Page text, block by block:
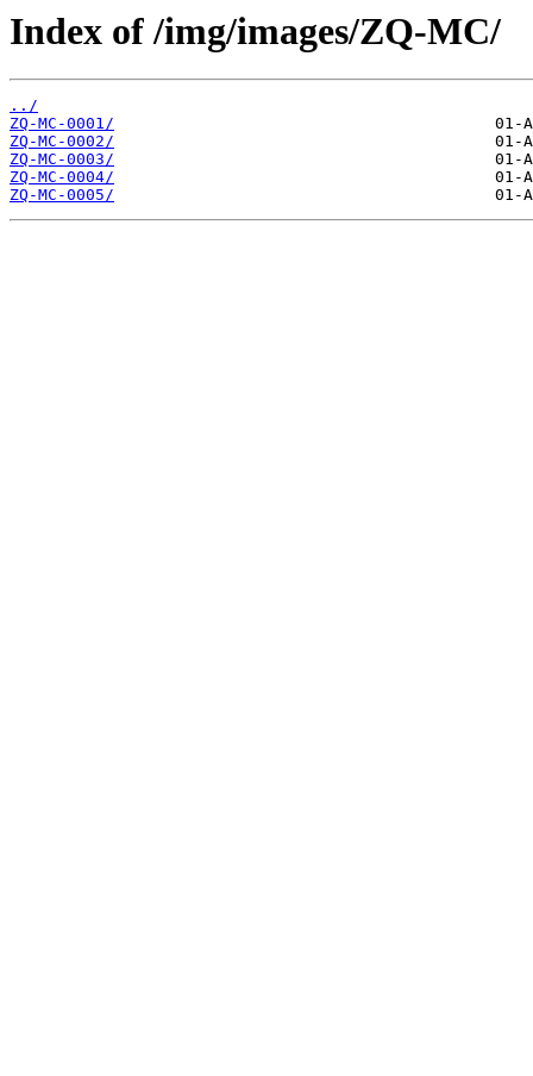
Index of /img/images/ZQ-MC/
../
ZQ-MC-0001/
ZQ-MC-0002/
ZQ-MC-0003/
ZQ-MC-0004/
ZQ-MC-0005/